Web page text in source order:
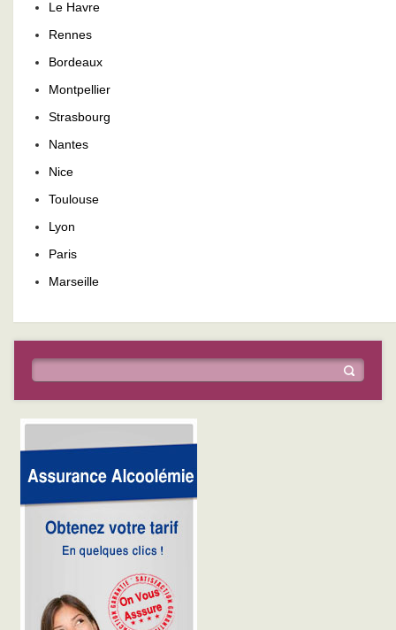
Le Havre
Rennes
Bordeaux
Montpellier
Strasbourg
Nantes
Nice
Toulouse
Lyon
Paris
Marseille